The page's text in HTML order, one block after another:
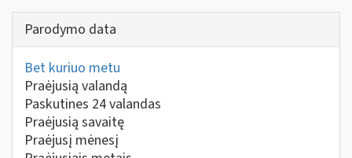
Parodymo data
Bet kuriuo metu
Praėjusią valandą
Paskutines 24 valandas
Praėjusią savaitę
Praėjusį mėnesį